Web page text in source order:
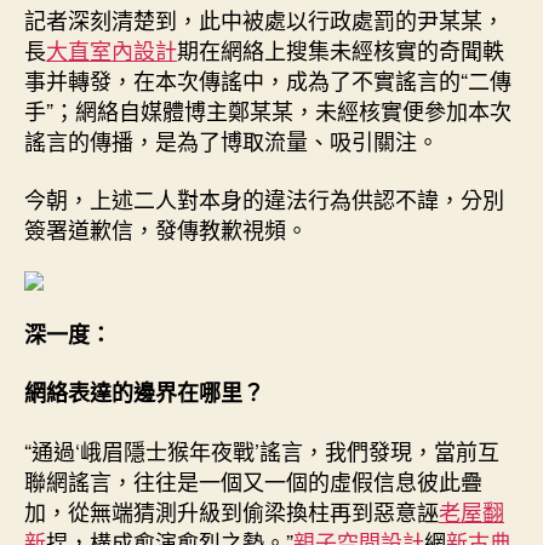
記者深刻清楚到，此中被處以行政處罰的尹某某，
長大直室內設計期在網絡上搜集未經核實的奇聞軼
事并轉發，在本次傳謠中，成為了不實謠言的“二傳
手”；網絡自媒體博主鄭某某，未經核實便參加本次
謠言的傳播，是為了博取流量、吸引關注。
今朝，上述二人對本身的違法行為供認不諱，分別
簽署道歉信，發傳教歉視頻。
深一度：
網絡表達的邊界在哪里？
“通過‘峨眉隱士猴年夜戰’謠言，我們發現，當前互
聯網謠言，往往是一個又一個的虛假信息彼此疊
加，從無端猜測升級到偷梁換柱再到惡意誣老屋翻